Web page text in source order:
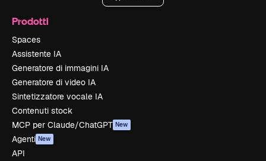
Prodotti
Spaces
Assistente IA
Generatore di immagini IA
Generatore di video IA
Sintetizzatore vocale IA
Contenuti stock
MCP per Claude/ChatGPT New
Agenti New
API